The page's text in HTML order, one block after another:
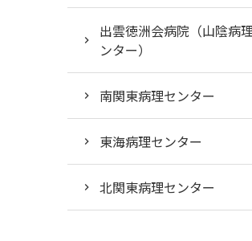
出雲徳洲会病院（山陰病
ンター）
南関東病理センター
東海病理センター
北関東病理センター